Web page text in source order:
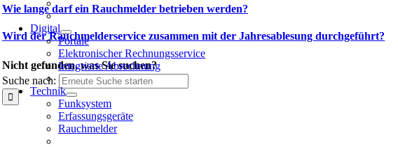
Digital
Portale
Elektronischer Rechnungsservice
Integrierte Abrechnung
Technik
Funksystem
Erfassungsgeräte
Rauchmelder
Wie lange darf ein Rauchmelder betrieben werden?
Wird der Rauchmelderservice zusammen mit der Jahresablesung durchgeführt?
Nicht gefunden, was Sie suchen?
Suche nach:
Folgen Sie uns auf:
Instagram